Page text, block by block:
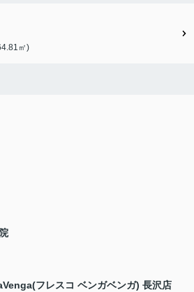
㎡)
フレスコ ベンガベンガ) 長沢店